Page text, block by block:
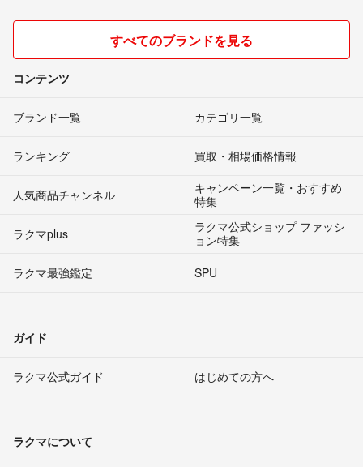
すべてのブランドを見る
コンテンツ
ブランド一覧 カテゴリ一覧
ランキング 買取・相場価格情報
人気商品チャンネル
キャンペーン一覧・おすすめ
特集
ラクマplus
ラクマ公式ショップ ファッシ
ョン特集
ラクマ最強鑑定
SPU
ガイド
ラクマ公式ガイド はじめての方へ
ラクマについて